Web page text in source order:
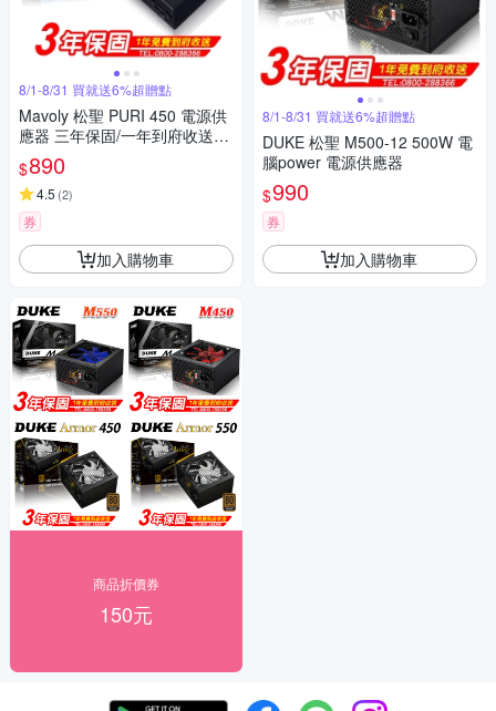
8/1-8/31 買就送6%超贈點
Mavoly 松聖 PURI 450 電源供
應器 三年保固/一年到府收送換
新
$890
4.5 (2)
券
加入購物車
商品折價券
150元
8/1-8/31 買就送6%超贈點
DUKE 松聖 M500-12 500W 電
腦power 電源供應器
$990
券
加入購物車